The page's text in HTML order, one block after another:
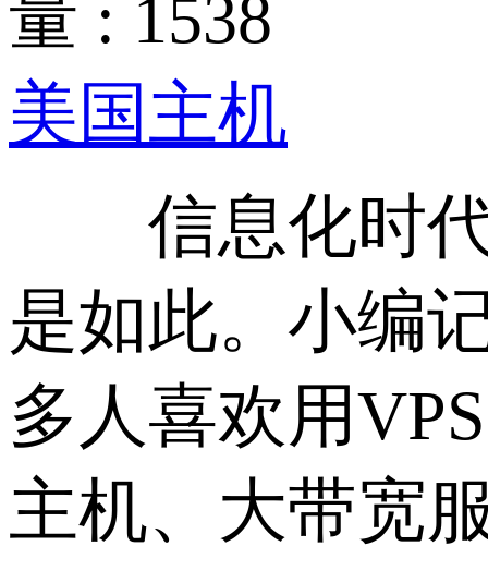
量 : 1538
美国主机
信息化时代
是如此。小编
多人喜欢用
主机、大带宽